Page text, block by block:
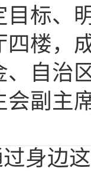
目标、
四楼，
、自治
会副主
身边